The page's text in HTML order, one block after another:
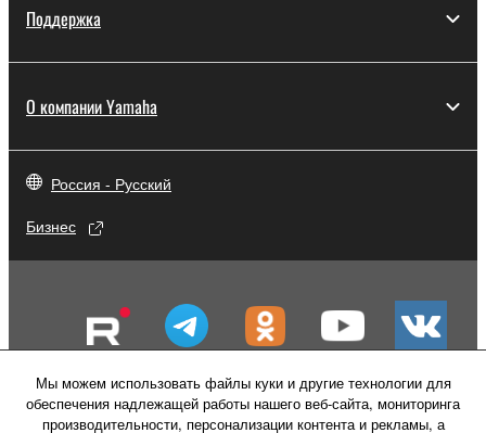
Поддержка
О компании Yamaha
Россия - Русский
Бизнес
Мы можем использовать файлы куки и другие технологии для
обеспечения надлежащей работы нашего веб-сайта, мониторинга
производительности, персонализации контента и рекламы, а